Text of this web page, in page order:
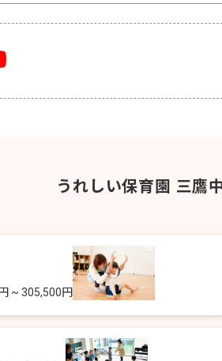
うれしい保育園 三鷹
~ 305,500円